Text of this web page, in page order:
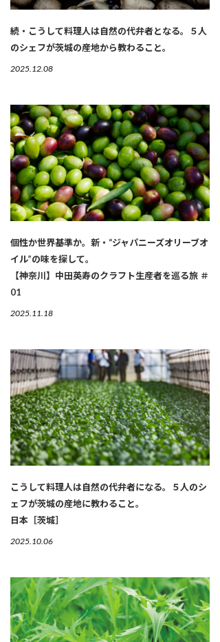
続・こうして料理人は自然の代弁者となる。５人
のシェフが茨城の産地から教わること。
2025.12.08
個性か世界基準か。新・“ジャパニーズオリーブオ
イル”の味を探して。
【神奈川】中田英寿のクラフト生産者を巡る旅 ＃
01
2025.11.18
こうして料理人は自然の代弁者になる。５人のシ
ェフが茨城の産地に教わること。
日本［茨城］
2025.10.06